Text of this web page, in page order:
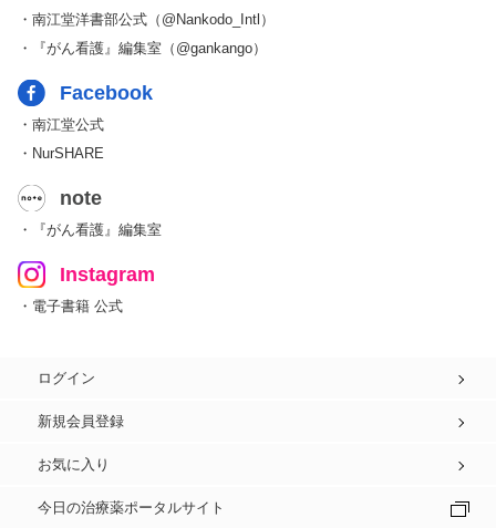
・南江堂洋書部公式（@Nankodo_Intl）
・『がん看護』編集室（@gankango）
Facebook
・南江堂公式
・NurSHARE
note
・『がん看護』編集室
Instagram
・電子書籍 公式
ログイン
新規会員登録
お気に入り
今日の治療薬ポータルサイト